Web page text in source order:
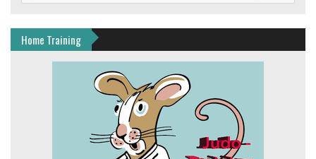
Home Training